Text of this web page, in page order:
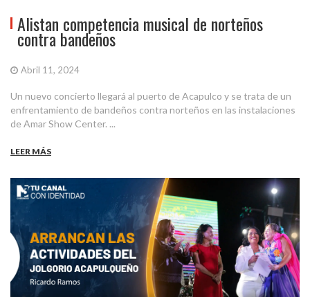
Alistan competencia musical de norteños
contra bandeños
Abril 11, 2024
Un nuevo concierto llegará al puerto de Acapulco y se trata de un
enfrentamiento de bandeños contra norteños en las instalaciones
de Amar Show Center. ...
LEER MÁS